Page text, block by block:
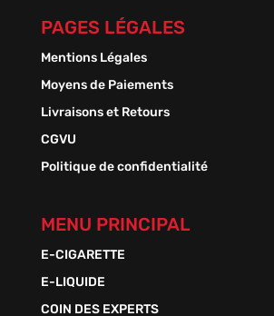
PAGES LÉGALES
Mentions Légales
Moyens de Paiements
Livraisons et Retours
CGVU
Politique de confidentialité
MENU PRINCIPAL
E-CIGARETTE
E-LIQUIDE
COIN DES EXPERTS